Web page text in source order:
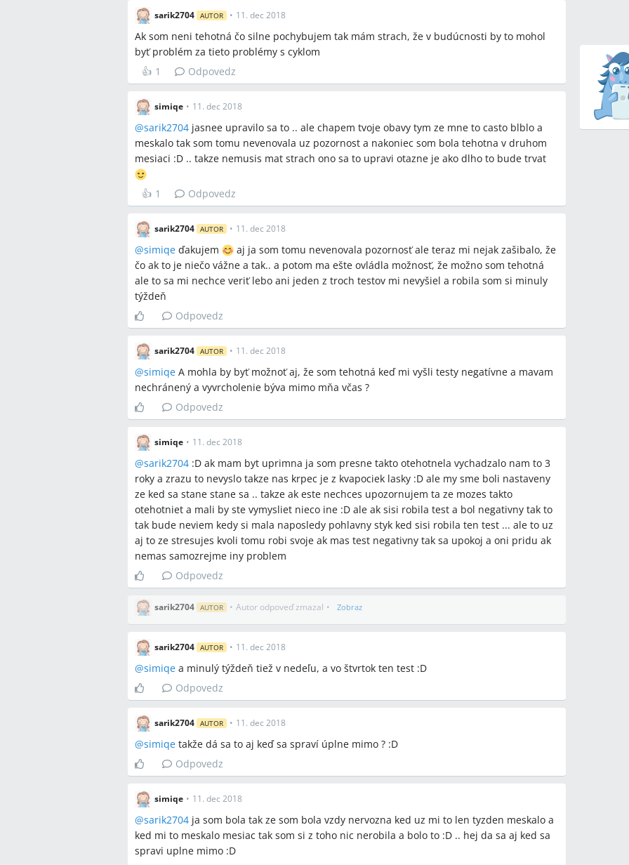
Môže byť žena tehotná napriek trom negatívnym domácim testom?
antikoncepcie u konkrétnej ženy?
Kedy je nevyhnutné pristúpiť k medikamentóznemu vyvolaniu menštruácie a kedy
čakať prirodzenú rekuperáciu?
Spomenuté značky a firmy
žiadne
Spomenuté produkty a metódy
antikoncepcia, vysadenie antikoncepcie, hormonálny profil, vyvolávačky, tehotenské testy,
cysta, rakovina krčka maternice, kontroly u gynekológa
Miesta a osoby
žiadne
sarik2704 AUTOR • 11. dec 2018
Ak som neni tehotná čo silne pochybujem tak mám strach, že v budúcnosti by to mohol
byť problém za tieto problémy s cyklom
👍 1 Odpovedz
simiqe • 11. dec 2018
@sarik2704 jasnee upravilo sa to .. ale chapem tvoje obavy tym ze mne to casto blblo a
meskalo tak som tomu nevenovala uz pozornost a nakoniec som bola tehotna v druhom
mesiaci :D .. takze nemusis mat strach ono sa to upravi otazne je ako dlho to bude trvat
👍 1 Odpovedz
sarik2704 AUTOR • 11. dec 2018
@simiqe ďakujem
aj ja som tomu nevenovala pozornosť ale teraz mi nejak zašibalo, že
čo ak to je niečo vážne a tak.. a potom ma ešte ovládla možnosť, že možno som tehotná
ale to sa mi nechce veriť lebo ani jeden z troch testov mi nevyšiel a robila som si minuly
týždeň
Odpovedz
sarik2704 AUTOR • 11. dec 2018
@simiqe A mohla by byť možnoť aj, že som tehotná keď mi vyšli testy negatívne a mavam
nechránený a vyvrcholenie býva mimo mňa včas ?
Odpovedz
simiqe • 11. dec 2018
@sarik2704 :D ak mam byt uprimna ja som presne takto otehotnela vychadzalo nam to 3
roky a zrazu to nevyslo takze nas krpec je z kvapociek lasky :D ale my sme boli nastaveny
ze ked sa stane stane sa .. takze ak este nechces upozornujem ta ze mozes takto
otehotniet a mali by ste vymysliet nieco ine :D ale ak sisi robila test a bol negativny tak to
tak bude neviem kedy si mala naposledy pohlavny styk ked sisi robila ten test ... ale to uz
aj to ze stresujes kvoli tomu robi svoje ak mas test negativny tak sa upokoj a oni pridu ak
nemas samozrejme iny problem
Odpovedz
sarik2704 AUTOR • Autor odpoveď zmazal • Zobraz
sarik2704 AUTOR • 11. dec 2018
@simiqe a minulý týždeň tiež v nedeľu, a vo štvrtok ten test :D
Odpovedz
sarik2704 AUTOR • 11. dec 2018
@simiqe takže dá sa to aj keď sa spraví úplne mimo ? :D
Odpovedz
simiqe • 11. dec 2018
@sarik2704 ja som bola tak ze som bola vzdy nervozna ked uz mi to len tyzden meskalo a
ked mi to meskalo mesiac tak som si z toho nic nerobila a bolo to :D .. hej da sa aj ked sa
spravi uplne mimo :D